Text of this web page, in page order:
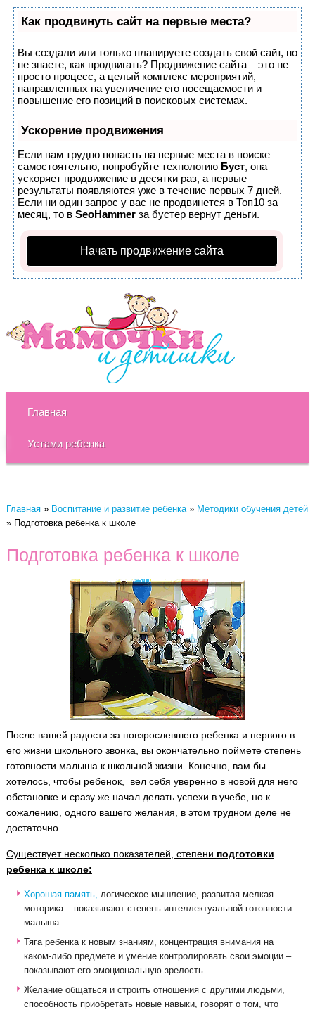
Как продвинуть сайт на первые места?
Вы создали или только планируете создать свой сайт, но
не знаете, как продвигать? Продвижение сайта – это не
просто процесс, а целый комплекс мероприятий,
направленных на увеличение его посещаемости и
повышение его позиций в поисковых системах.
Ускорение продвижения
Если вам трудно попасть на первые места в поиске
самостоятельно, попробуйте технологию Буст, она
ускоряет продвижение в десятки раз, а первые
результаты появляются уже в течение первых 7 дней.
Если ни один запрос у вас не продвинется в Топ10 за
месяц, то в SeoHammerза бустер вернут деньги.
Начать продвижение сайта
Главная
Устами ребенка
Главная» Воспитание и развитие ребенка» Методики обучения детей
» Подготовка ребенка к школе
Подготовка ребенка к школе
После вашей радости за повзрослевшего ребенка и первого в
его жизни школьного звонка, вы окончательно поймете степень
готовности малыша к школьной жизни.
Конечно, вам бы
хотелось, чтобы ребенок, вел себя уверенно в новой для него
обстановке и сразу же начал делать успехи в учебе, но к
сожалению, одного вашего желания, в этом трудном деле не
достаточно.
Существует несколько показателей, степени подготовки
ребенка к школе:
Хорошая память, логическое мышление, развитая мелкая
моторика – показывают степень интеллектуальной готовности
малыша.
Тяга ребенка к новым знаниям, концентрация внимания на
каком-либо предмете и умение контролировать свои эмоции –
показывают его эмоциональную зрелость.
Желание общаться и строить отношения с другими людьми,
способность приобретать новые навыки, говорят о том, что